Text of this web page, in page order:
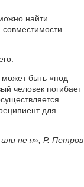
найти
может быть «под
человек погибает
для
не я», Р. Петров